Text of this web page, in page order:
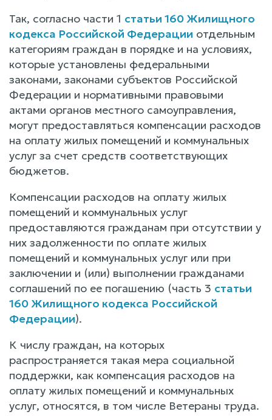
Так, согласно части 1 статьи 160 Жилищного
кодекса Российской Федерации отдельным
категориям граждан в порядке и на условиях,
которые установлены федеральными
законами, законами субъектов Российской
Федерации и нормативными правовыми
актами органов местного самоуправления,
могут предоставляться компенсации расходов
на оплату жилых помещений и коммунальных
услуг за счет средств соответствующих
бюджетов.
Компенсации расходов на оплату жилых
помещений и коммунальных услуг
предоставляются гражданам при отсутствии у
них задолженности по оплате жилых
помещений и коммунальных услуг или при
заключении и (или) выполнении гражданами
соглашений по ее погашению (часть 3 статьи
160 Жилищного кодекса Российской
Федерации).
К числу граждан, на которых
распространяется такая мера социальной
поддержки, как компенсация расходов на
оплату жилых помещений и коммунальных
услуг, относятся, в том числе Ветераны труда.